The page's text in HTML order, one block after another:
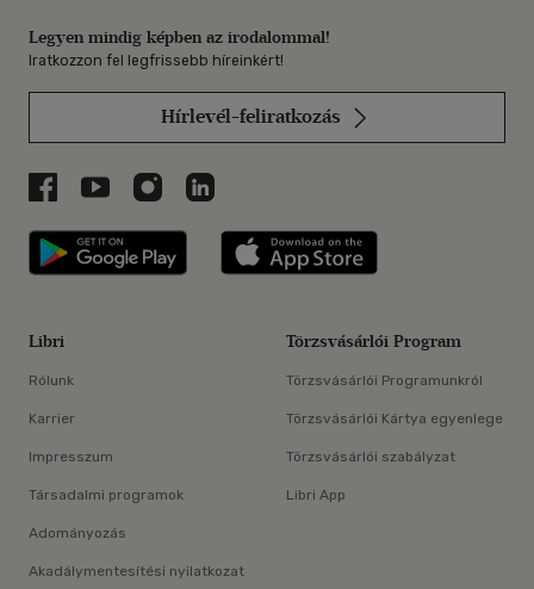
Legyen mindig képben az irodalommal!
Iratkozzon fel legfrissebb híreinkért!
Hírlevél-feliratkozás
Libri a Facebookon
Libri a Youtube-on
Libri az Instagramon
Libri a LinkedInen
Libri applikáció Szerezd meg: Google
Libri
Rólunk
Karrier
Impresszum
Társadalmi programok
Adományozás
Akadálymentesítési nyilatkozat
Törzsvásárlói Program
Törzsvásárlói Programunkról
Törzsvásárlói Kártya egyenlege
Törzsvásárlói szabályzat
Libri App